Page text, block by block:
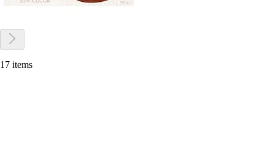
17 items